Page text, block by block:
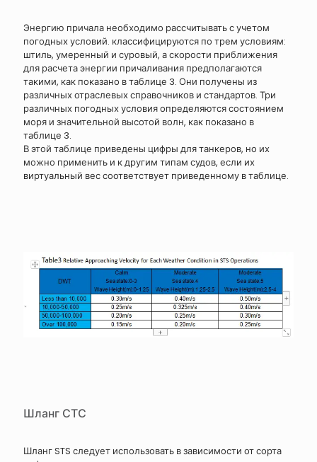
Энергию причала необходимо рассчитывать с учетом
погодных условий. классифицируются по трем условиям:
штиль, умеренный и суровый, а скорости приближения
для расчета энергии причаливания предполагаются
такими, как показано в таблице 3. Они получены из
различных отраслевых справочников и стандартов. Три
различных погодных условия определяются состоянием
моря и значительной высотой волн, как показано в
таблице 3.
В этой таблице приведены цифры для танкеров, но их
можно применить и к другим типам судов, если их
виртуальный вес соответствует приведенному в таблице.
Шланг СТС
Шланг STS следует использовать в зависимости от сорта